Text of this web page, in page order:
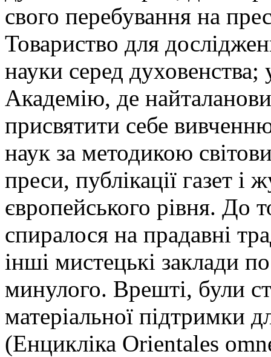
свого перебування на
Товариство для
науки серед духовенства;
Академію, де
присвятити себе
наук за методикою
преси, публікації газет і
європейського рівня. До
спиралося на прадавні
інші мистецькі заклади
минулого. Врешті, були
матеріальної підтримки
(Енцикліка Orientales